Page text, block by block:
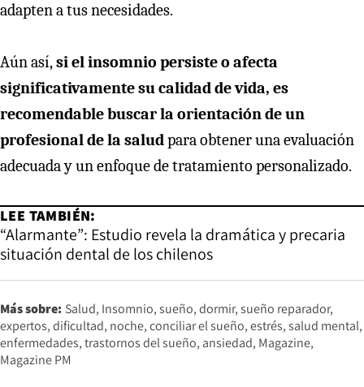
adapten a tus necesidades.
Aún así,si el insomnio persiste o afecta
significativamente su calidad de vida, es
recomendable buscar la orientación de un
profesional de la saludpara obtener una evaluación
adecuada y un enfoque de tratamiento personalizado.
LEE TAMBIÉN:
“Alarmante”: Estudio revela la dramática y precaria
situación dental de los chilenos
Más sobre: Salud Insomnio sueño dormir sueño reparador
expertos dificultad noche conciliar el sueño estrés salud mental
enfermedades trastornos del sueño ansiedad Magazine
Magazine PM